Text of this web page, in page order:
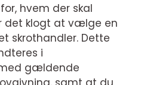
hvem der skal
det klogt at vælge en
skrothandler. Dette
i
gældende